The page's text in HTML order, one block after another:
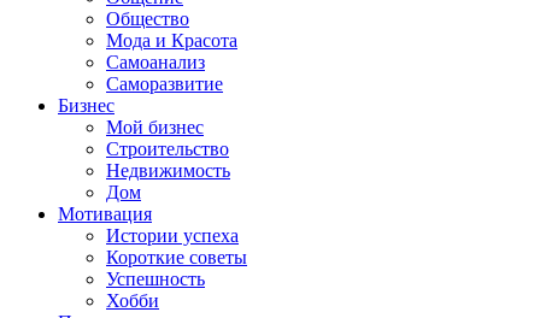
Общество
Мода и Красота
Самоанализ
Саморазвитие
Бизнес
Мой бизнес
Строительство
Недвижимость
Дом
Мотивация
Истории успеха
Короткие советы
Успешность
Хобби